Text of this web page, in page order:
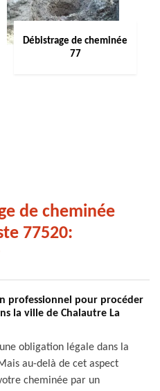
Débistrage de cheminée
77
de cheminée
77520:
professionnel pour procéder
la ville de Chalautre La
obligation légale dans la
au-delà de cet aspect
cheminée par un